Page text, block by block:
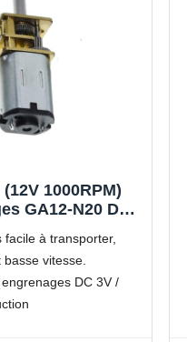
1000RPM)
GA12-N20 DC
de retard
intelligente
à transporter,
vitesse.
DC 3V /